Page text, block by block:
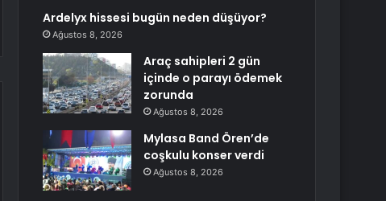
Ardelyx hissesi bugün neden düşüyor?
Ağustos 8, 2026
Araç sahipleri 2 gün
içinde o parayı ödemek
zorunda
Ağustos 8, 2026
Mylasa Band Ören’de
coşkulu konser verdi
Ağustos 8, 2026